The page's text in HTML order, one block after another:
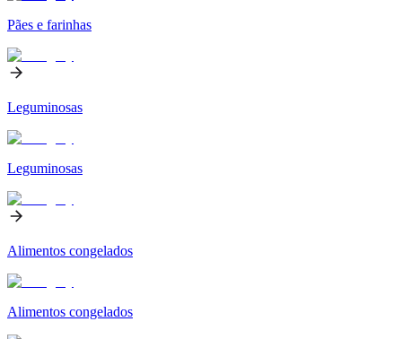
Pães e farinhas
Leguminosas
Leguminosas
Alimentos congelados
Alimentos congelados